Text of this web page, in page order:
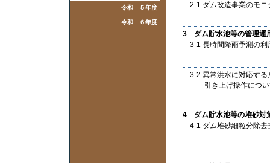
令和 ５年度
令和 ６年度
2-1 ダム改造事業のモ
3 ダム貯水池等の管理運
3-1 長時間降雨予測の
3-2 異常洪水に対応す
引き上げ操作につい
4 ダム貯水池等の堆砂対
4-1 ダム堆砂細粒分除